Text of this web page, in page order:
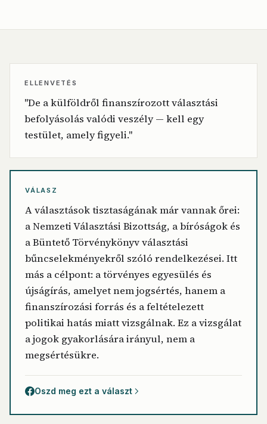
ELLENVETÉS
"De a külföldről finanszírozott választási
befolyásolás valódi veszély — kell egy
testület, amely figyeli."
VÁLASZ
A választások tisztaságának már vannak őrei:
a Nemzeti Választási Bizottság, a bíróságok és
a Büntető Törvénykönyv választási
bűncselekményekről szóló rendelkezései. Itt
más a célpont: a törvényes egyesülés és
újságírás, amelyet nem jogsértés, hanem a
finanszírozási forrás és a feltételezett
politikai hatás miatt vizsgálnak. Ez a vizsgálat
a jogok gyakorlására irányul, nem a
megsértésükre.
Oszd meg ezt a választ